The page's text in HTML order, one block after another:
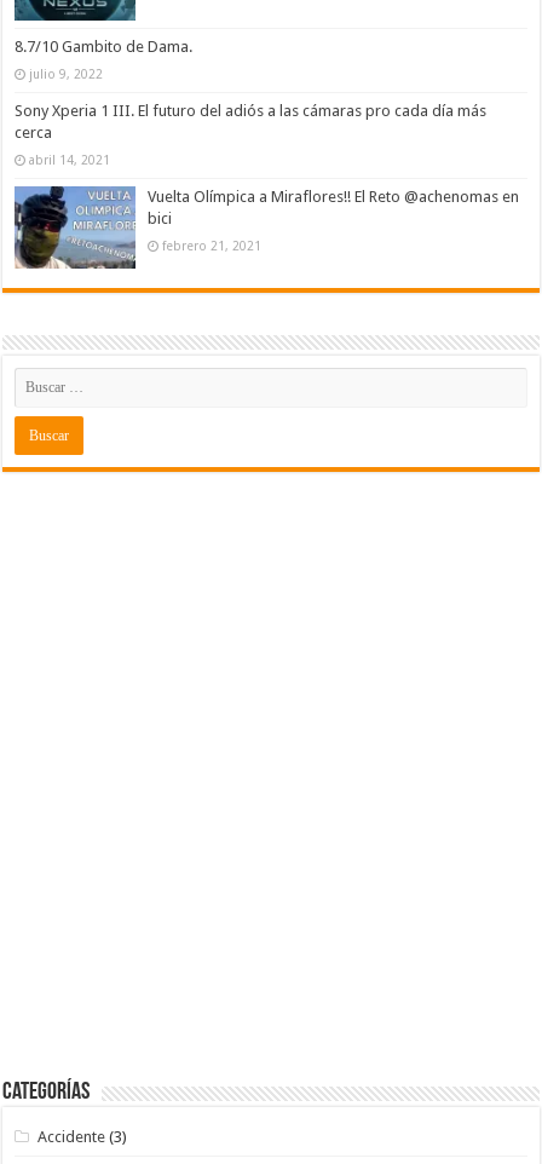
8.7/10 Gambito de Dama.
julio 9, 2022
Sony Xperia 1 III. El futuro del adiós a las cámaras pro cada día más
cerca
abril 14, 2021
Vuelta Olímpica a Miraflores!! El Reto @achenomas en
bici
febrero 21, 2021
Categorías
Accidente (3)